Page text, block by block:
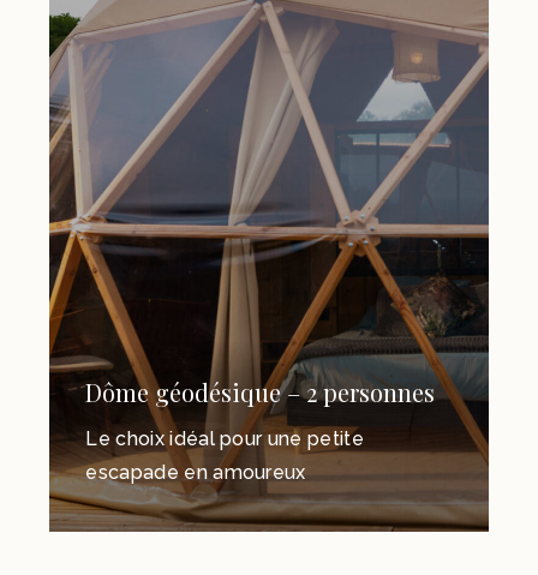
Dôme géodésique – 2 personnes
Le choix idéal pour une petite
escapade en amoureux